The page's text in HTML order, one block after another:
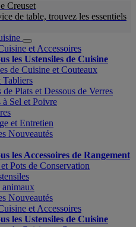
Creuset
de table, trouvez les essentiels
et Accessoires
les Ustensiles de Cuisine
de Cuisine et Couteaux
Tabliers
de Plats et Dessous de Verres
Sel et Poivre
et Entretien
Nouveautés
les Accessoires de Rangement
Pots de Conservation
animaux
Nouveautés
et Accessoires
les Ustensiles de Cuisine